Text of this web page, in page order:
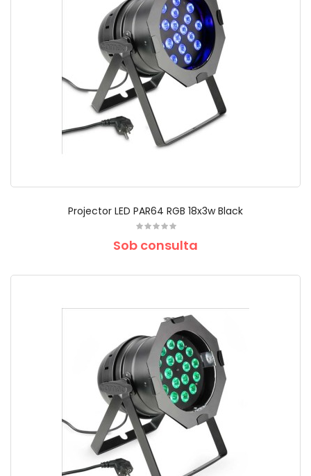
Projector LED PAR64 RGB 18x3w Black
Sob consulta